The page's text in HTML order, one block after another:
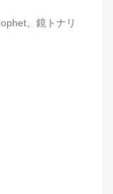
、鏡トナリ